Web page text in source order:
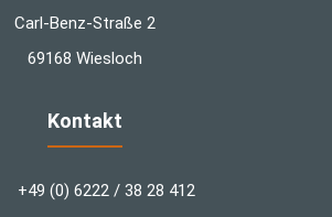
Carl-Benz-Straße 2
69168 Wiesloch
Kontakt
+49 (0) 6222 / 38 28 412